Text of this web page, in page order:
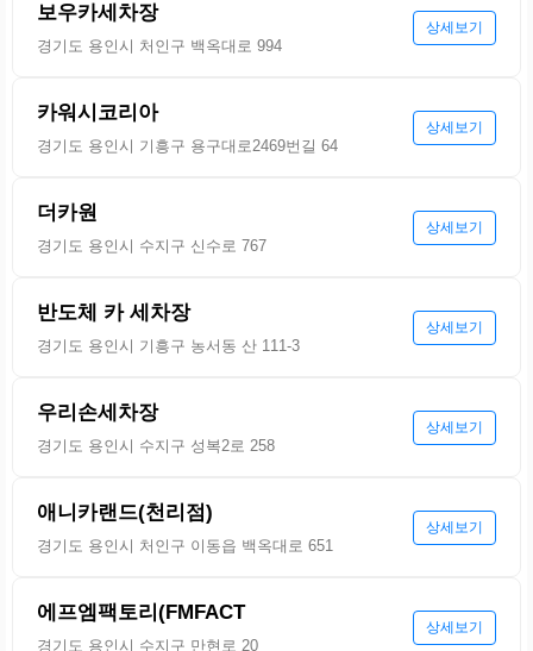
보우카세차장
경기도 용인시 처인구 백옥대로 994
상세보기
카워시코리아
경기도 용인시 기흥구 용구대로2469번길 64
상세보기
더카원
경기도 용인시 수지구 신수로 767
상세보기
반도체 카 세차장
경기도 용인시 기흥구 농서동 산 111-3
상세보기
우리손세차장
경기도 용인시 수지구 성복2로 258
상세보기
애니카랜드(천리점)
경기도 용인시 처인구 이동읍 백옥대로 651
상세보기
에프엠팩토리(FMFACT
경기도 용인시 수지구 만현로 20
상세보기